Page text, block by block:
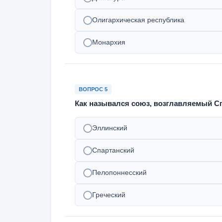
Олигархическая республика
Монархия
ВОПРОС 5
Как назывался союз, возглавляемый
Эллинский
Спартанский
Пелопоннесский
Греческий